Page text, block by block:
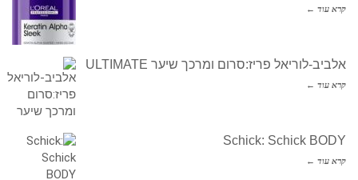
קרא עוד ←
אלביב-לוריאל פריז:סרום ומרכך שיער ULTIMATE
קרא עוד ←
Schick: Schick BODY
קרא עוד ←